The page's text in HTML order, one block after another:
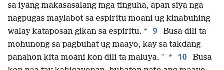
sa iyang makasasalang mga tinguha, apan siya nga
nagpugas maylabot sa espiritu moani ug kinabuhing
walay kataposan gikan sa espiritu. + 9
Busa dili ta
mohunong sa pagbuhat ug maayo, kay sa takdang
panahon kita moani kon dili ta maluya. * + 10
Busa